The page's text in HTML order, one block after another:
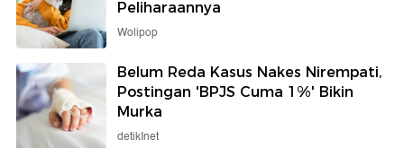
Peliharaannya
Wolipop
Belum Reda Kasus Nakes Nirempati,
Postingan 'BPJS Cuma 1%' Bikin
Murka
detikInet